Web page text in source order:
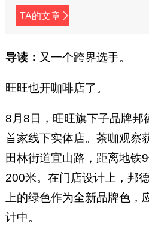
TA的文章
导读： 又一个跨界选手。
旺旺也开咖啡店了。
8月8日，旺旺旗下子品牌邦
首家线下实体店。茶咖观察
田林街道宜山路，距离地铁
200米。在门店设计上，邦
上的绿色作为全新品牌色，
计中。